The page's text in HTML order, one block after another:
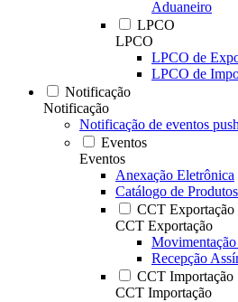
Aduaneiro
LPCO
LPCO
LPCO de
LPCO de
Notificação
Notificação
Notificação de eventos push
Eventos
Eventos
Anexação Eletrônica
Catálogo de Produtos
CCT Exportação
CCT Exportação
Recepção
CCT Importação
CCT Importação